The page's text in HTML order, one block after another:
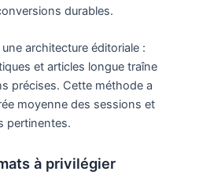
durables.
architecture éditoriale :
et articles longue traîne
précises. Cette méthode a
moyenne des sessions et
pertinentes.
à privilégier